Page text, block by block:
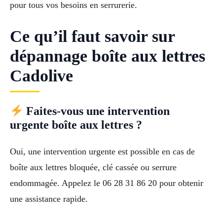
pour tous vos besoins en serrurerie.
Ce qu’il faut savoir sur
dépannage boîte aux lettres
Cadolive
Faites-vous une intervention
urgente boîte aux lettres ?
Oui, une intervention urgente est possible en cas de
boîte aux lettres bloquée, clé cassée ou serrure
endommagée. Appelez le 06 28 31 86 20 pour obtenir
une assistance rapide.